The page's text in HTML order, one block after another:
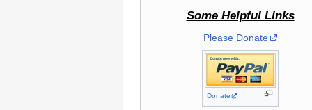
Some Helpful Links
Please Donate
Donate